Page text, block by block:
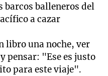
barcos balleneros del
a cazar
libro una noche, ver
pensar: "Ese es justo
para este viaje".